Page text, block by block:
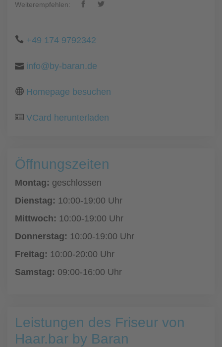
Weiterempfehlen:
+49 174 9792342
info@by-baran.de
Homepage besuchen
VCard herunterladen
Öffnungszeiten
Montag: geschlossen
Dienstag: 10:00-19:00 Uhr
Mittwoch: 10:00-19:00 Uhr
Donnerstag: 10:00-19:00 Uhr
Freitag: 10:00-20:00 Uhr
Samstag: 09:00-16:00 Uhr
Leistungen des Friseur von
Haar.bar by Baran